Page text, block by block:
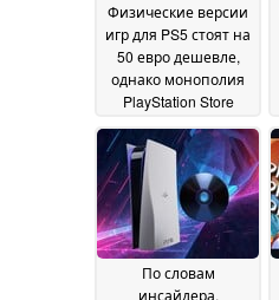
Физические версии
игр для PS5 стоят на
50 евро дешевле,
однако монополия
PlayStation Store
может ограничить
количество
выгодных
предложений10 July
2026
По словам
инсайдера,